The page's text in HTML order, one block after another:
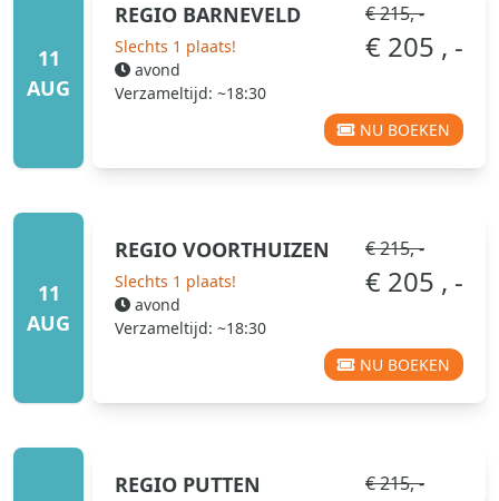
11
AUG
REGIO BARNEVELD
Slechts 1 plaats!
avond
Verzameltijd: ~18:30
€ 215, -
€ 205 , -
NU BOEKEN
11
AUG
REGIO VOORTHUIZEN
Slechts 1 plaats!
avond
Verzameltijd: ~18:30
€ 215, -
€ 205 , -
NU BOEKEN
REGIO PUTTEN € 215, -